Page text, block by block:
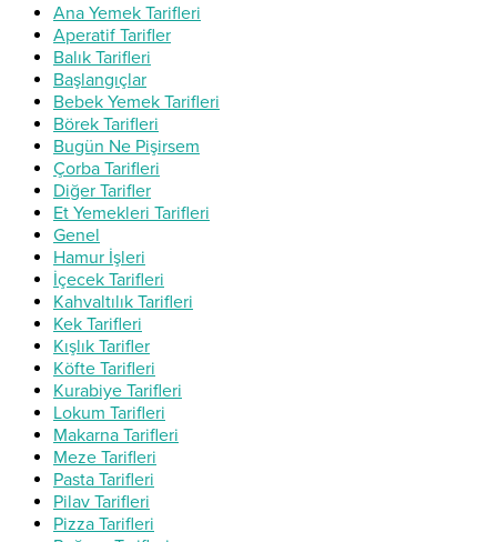
Ana Yemek Tarifleri
Aperatif Tarifler
Balık Tarifleri
Başlangıçlar
Bebek Yemek Tarifleri
Börek Tarifleri
Bugün Ne Pişirsem
Çorba Tarifleri
Diğer Tarifler
Et Yemekleri Tarifleri
Genel
Hamur İşleri
İçecek Tarifleri
Kahvaltılık Tarifleri
Kek Tarifleri
Kışlık Tarifler
Köfte Tarifleri
Kurabiye Tarifleri
Lokum Tarifleri
Makarna Tarifleri
Meze Tarifleri
Pasta Tarifleri
Pilav Tarifleri
Pizza Tarifleri